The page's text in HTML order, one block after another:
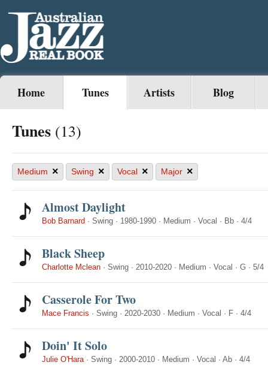
Home Tunes Artists Blog
Tunes (13)
Medium × Swing × Vocal × Major ×
Almost Daylight
Bob Barnard · Swing · 1980-1990 · Medium · Vocal · Bb · 4/4
Black Sheep
Charlotte Mclean · Swing · 2010-2020 · Medium · Vocal · G · 5/4
Casserole For Two
Mace Francis · Swing · 2020-2030 · Medium · Vocal · F · 4/4
Doin' It Solo
Julie O'Hara· Swing · 2000-2010 · Medium · Vocal · Ab · 4/4